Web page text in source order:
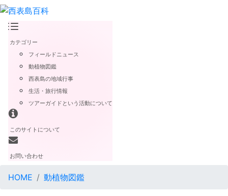
カテゴリー
フィールドニュース
動植物図鑑
西表島の地域行事
生活・旅行情報
ツアーガイドという活動について
このサイトについて
お問い合わせ
HOME 動植物図鑑